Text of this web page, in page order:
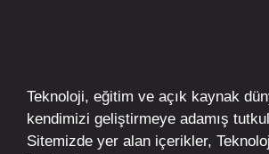
Teknoloji, eğitim ve açık kaynak
kendimizi geliştirmeye adamış
Sitemizde yer alan içerikler,